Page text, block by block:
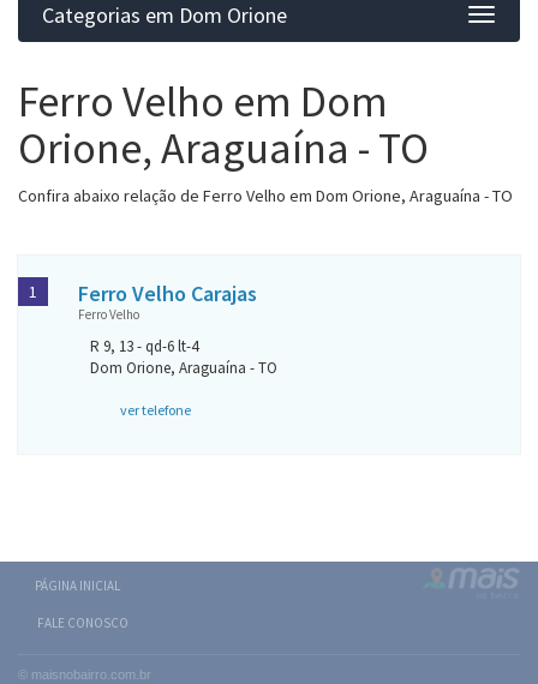
Categorias em Dom Orione
Ferro Velho em Dom
Orione, Araguaína - TO
Confira abaixo relação de Ferro Velho em Dom Orione, Araguaína - TO
Ferro Velho Carajas
Ferro Velho
R 9, 13 - qd-6 lt-4
Dom Orione, Araguaína - TO
ver telefone
1
PÁGINA INICIAL
FALE CONOSCO
© maisnobairro.com.br